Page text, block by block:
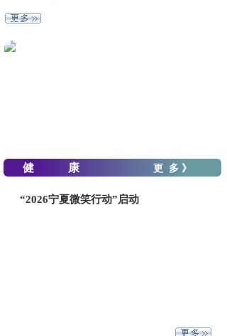
健 康 更 多 》
“2026宁夏微笑行动”启动